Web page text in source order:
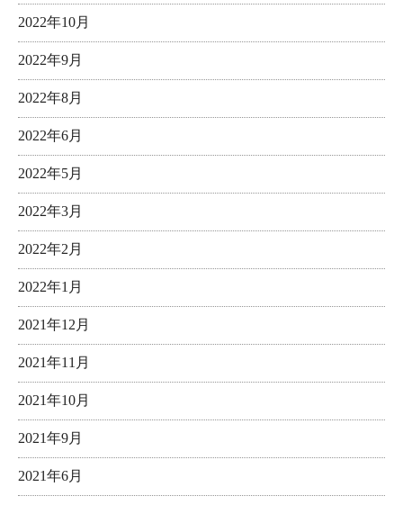
2022年10月
2022年9月
2022年8月
2022年6月
2022年5月
2022年3月
2022年2月
2022年1月
2021年12月
2021年11月
2021年10月
2021年9月
2021年6月